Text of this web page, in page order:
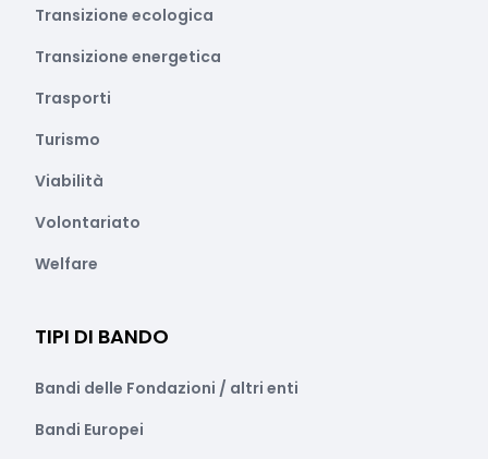
Transizione ecologica
Transizione energetica
Trasporti
Turismo
Viabilità
Volontariato
Welfare
TIPI DI BANDO
Bandi delle Fondazioni / altri enti
Bandi Europei